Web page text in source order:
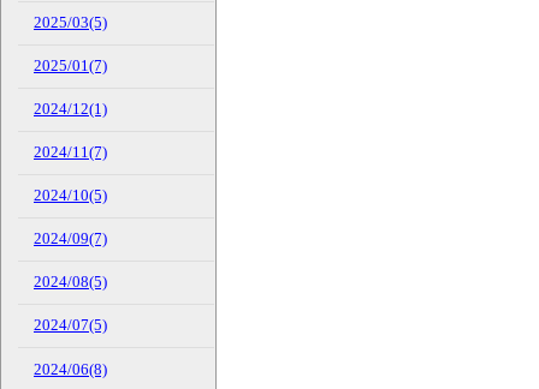
2025/03(5)
2025/01(7)
2024/12(1)
2024/11(7)
2024/10(5)
2024/09(7)
2024/08(5)
2024/07(5)
2024/06(8)